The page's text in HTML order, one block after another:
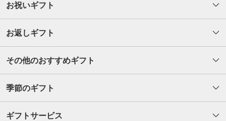
お祝いギフト
お返しギフト
その他のおすすめギフト
季節のギフト
ギフトサービス